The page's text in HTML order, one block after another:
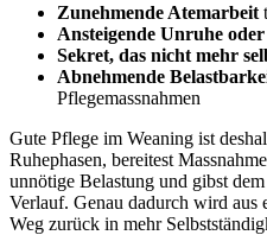
Zunehmende Atemarbeit
Ansteigende Unruhe
Sekret, das nicht mehr
Abnehmende
Pflegemassnahmen
Gute Pflege im Weaning ist
Ruhephasen, bereitest
unnötige Belastung und gibst
Verlauf. Genau dadurch wird aus
Weg zurück in mehr